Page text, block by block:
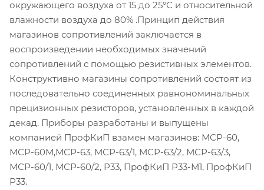
окружающего воздуха от 15 до 25°С и относительной
влажности воздуха до 80% .Принцип действия
магазинов сопротивлений заключается в
воспроизведении необходимых значений
сопротивлений с помощью резистивных элементов.
Конструктивно магазины сопротивлений состоят из
последовательно соединенных равнономинальных
прецизионных резисторов, установленных в каждой
декад. Приборы разработаны и выпущены
компанией ПрофКиП взамен магазинов: МСР-60,
МСР-60М,МСР-63, МСР-63/1, МСР-63/2, МСР-63/3,
МСР-60/1, МСР-60/2, Р33, ПрофКиП Р33-М1, ПрофКиП
Р33.